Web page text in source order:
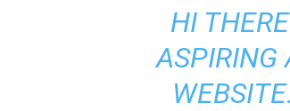
HI
ASPIRING